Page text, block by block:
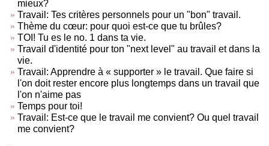
mieux?
Travail: Tes critères personnels pour un "bon" travail.
Thème du cœur: pour quoi est-ce que tu brûles?
TOI! Tu es le no. 1 dans ta vie.
Travail d'identité pour ton "next level" au travail et dans la
vie.
Travail: Apprendre à « supporter » le travail. Que faire si
l'on doit rester encore plus longtemps dans un travail que
l'on n'aime pas
Temps pour toi!
Travail: Est-ce que le travail me convient? Ou quel travail
me convient?